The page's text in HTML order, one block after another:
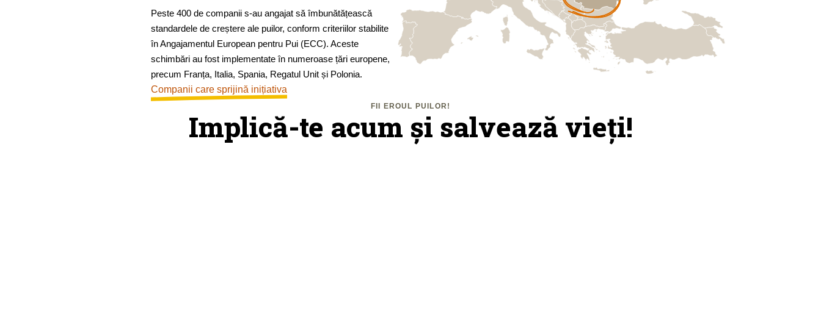
Peste 400 de companii s-au angajat să îmbunătățească
standardele de creștere ale puilor, conform criteriilor stabilite
în Angajamentul European pentru Pui (ECC). Aceste
schimbări au fost implementate în numeroase țări europene,
precum Franța, Italia, Spania, Regatul Unit și Polonia.
Companii care sprijină inițiativa
FII EROUL PUILOR!
Implică-te acum și salvează vieți!